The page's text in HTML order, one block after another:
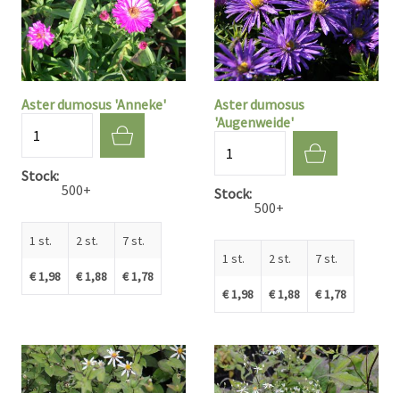
Aster dumosus 'Anneke'
Stock
500+
1 st.
€ 1,98
2 st.
€ 1,88
7 st.
€ 1,78
Aster dumosus
'Augenweide'
Stock
500+
1 st.
€ 1,98
2 st.
€ 1,88
7 st.
€ 1,78